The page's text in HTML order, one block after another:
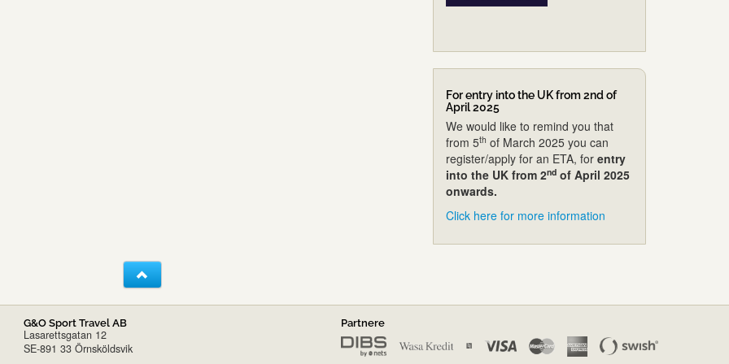
For entry into the UK from 2nd of
April 2025
We would like to remind you that
from 5th of March 2025 you can
register/apply for an ETA, for entry
into the UK from 2ndof April 2025
onwards.
Click here for more information
G&O Sport Travel AB
Lasarettsgatan 12
SE-891 33 Örnsköldsvik
Partnere